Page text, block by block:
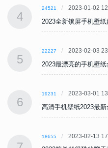
4
24521 2023-01-02
2023全新锁屏手机壁
5
22227 2023-02-03
2023最漂亮的手机壁
6
19231 2023-03-01
高清手机壁纸2023最
18655 2023-02-13